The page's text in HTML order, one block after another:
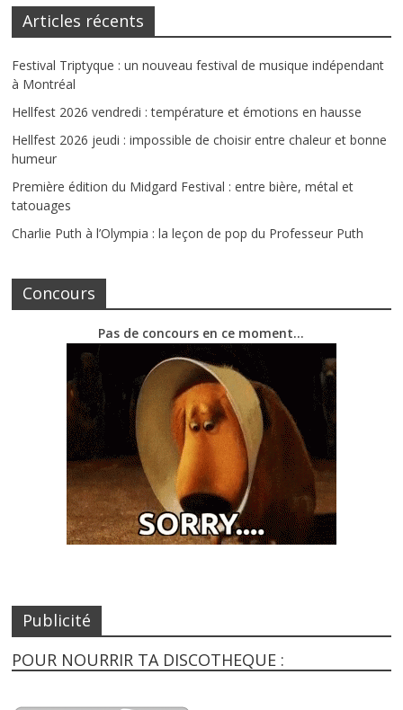
Articles récents
Festival Triptyque : un nouveau festival de musique indépendant
à Montréal
Hellfest 2026 vendredi : température et émotions en hausse
Hellfest 2026 jeudi : impossible de choisir entre chaleur et bonne
humeur
Première édition du Midgard Festival : entre bière, métal et
tatouages
Charlie Puth à l’Olympia : la leçon de pop du Professeur Puth
Concours
Pas de concours en ce moment…
Publicité
POUR NOURRIR TA DISCOTHEQUE :